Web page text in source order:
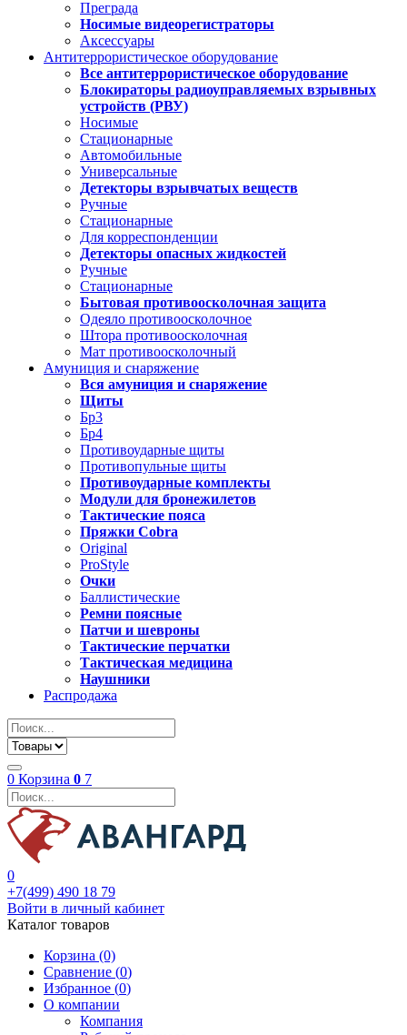
Преграда
Носимые видеорегистраторы
Аксессуары
Антитеррористическое оборудование
Все антитеррористическое оборудование
Блокираторы радиоуправляемых взрывных
устройств (РВУ)
Носимые
Стационарные
Автомобильные
Универсальные
Детекторы взрывчатых веществ
Ручные
Стационарные
Для корреспонденции
Детекторы опасных жидкостей
Ручные
Стационарные
Бытовая противоосколочная защита
Одеяло противоосколочное
Штора противоосколочная
Мат противоосколочный
Амуниция и снаряжение
Вся амуниция и снаряжение
Щиты
Бр3
Бр4
Противоударные щиты
Противопульные щиты
Противоударные комплекты
Модули для бронежилетов
Тактические пояса
Пряжки Cobra
Original
ProStyle
Очки
Баллистические
Ремни поясные
Патчи и шевроны
Тактические перчатки
Тактическая медицина
Наушники
Распродажа
0 Корзина 0 7
0
+7(499) 490 18 79
Войти в личный кабинет
Каталог товаров
Корзина (0)
Сравнение (0)
Избранное (0)
О компании
Компания